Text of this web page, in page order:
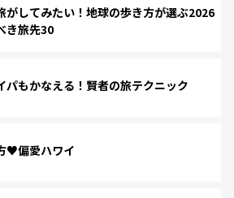
がしてみたい！地球の歩き方が選ぶ2026
き旅先30
パもかなえる！賢者の旅テクニック
♥偏愛ハワイ